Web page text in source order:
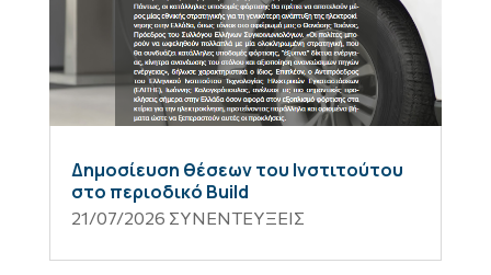
Δημοσίευση θέσεων του Ινστιτούτου
στο περιοδικό Build
21/07/2026 ΣΥΝΕΝΤΕΥΞΕΙΣ